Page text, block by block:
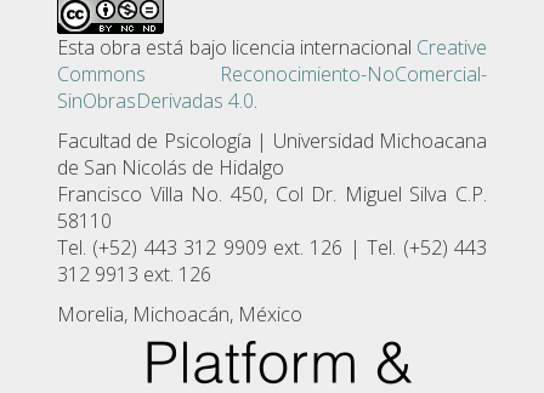
Esta obra está bajo licencia internacional Creative
Commons Reconocimiento-NoComercial-
SinObrasDerivadas 4.0.
Facultad de Psicologí­a | Universidad Michoacana
de San Nicolás de Hidalgo
Francisco Villa No. 450, Col Dr. Miguel Silva C.P.
58110
Tel. (+52) 443 312 9909 ext. 126 | Tel. (+52) 443
312 9913 ext. 126
Morelia, Michoacán, México